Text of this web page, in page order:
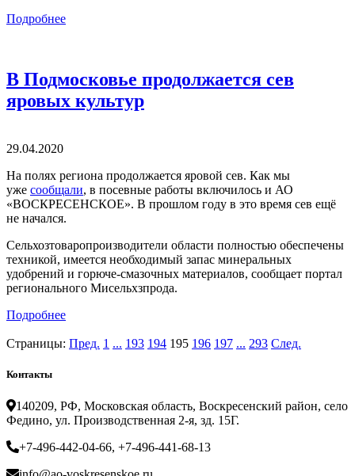
Подробнее
В Подмосковье продолжается сев
яровых культур
29.04.2020
На полях региона продолжается яровой сев. Как мы
уже сообщали, в посевные работы включилось и АО
«ВОСКРЕСЕНСКОЕ». В прошлом году в это время сев ещё
не начался.
Сельхозтоваропроизводители области полностью обеспечены
техникой, имеется необходимый запас минеральных
удобрений и горюче-смазочных материалов, сообщает портал
регионального Мисельхзпрода.
Подробнее
Страницы: Пред. 1 ... 193 194 195 196 197 ... 293 След.
Контакты
140209, РФ, Московская область, Воскресенский район, село
Федино, ул. Производственная 2-я, зд. 15Г.
+7-496-442-04-66, +7-496-441-68-13